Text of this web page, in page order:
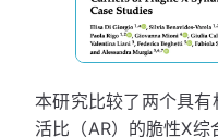
本研究比较了两个具
活比（AR）的脆性X